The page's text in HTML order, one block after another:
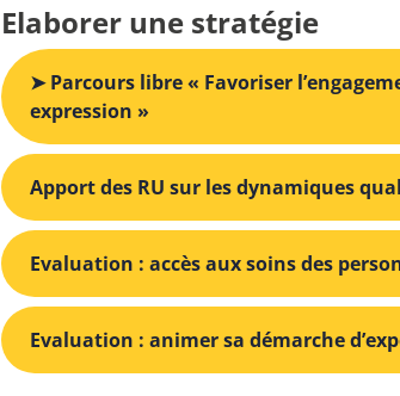
Elaborer une stratégie
➤ Parcours libre « Favoriser
expression »
Apport des RU sur les dynamiques
Evaluation : accès aux soins des
Evaluation : animer sa démarche